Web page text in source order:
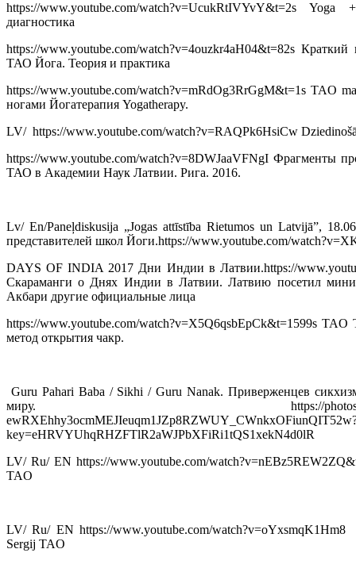
https://www.youtube.com/watch?v=UcukRtIVYvY&t=2s
диагностика
https://www.youtube.com/watch?v=4ouzkr4aH04&t=82s
ТАО Йога. Теория и практика
https://www.youtube.com/watch?v=mRdOg3RrGgM&t=1s TAO
ногами Йогатерапия Yogatherapy.
LV/ https://www.youtube.com/watch?v=RAQPk6HsiCw
https://www.youtube.com/watch?v=8DWJaaVFNgI Фрагменты
ТАО в Академии Наук Латвии. Рига. 2016.
Lv/ En/Paneļdiskusija „Jogas attīstība Rietumos un Latvijā”,
представителей школ Йоги.https://www.youtube.com/
DAYS OF INDIA 2017 Дни Индии в Латвии.https://
Скараманги о Днях Индии в Латвии. Латвию посетил
Акбари другие официальные лица
https://www.youtube.com/watch?v=X5Q6qsbEpCk&t=1599s
метод открытия чакр.
Guru Pahari Baba / Sikhi / Guru Nanak. Приверженцев
миру. https://photos.google.com/
key=eHRVYUhqRHZFTlR2aWJPbXFiRi1tQS1xekN4d0lR
LV/ Ru/ EN https://www.youtube.com/
TAO
LV/ Ru/ EN https://www.youtube.com/
Sergij TAO